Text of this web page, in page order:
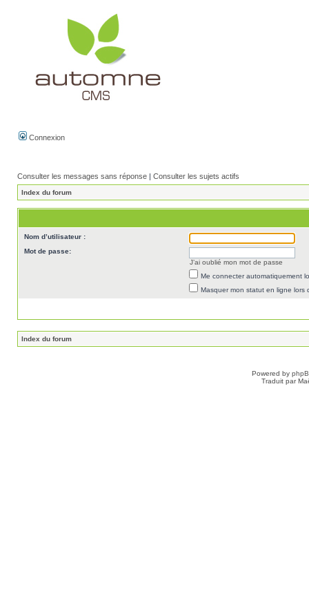
Connexion
Consulter les messages sans réponse | Consulter les sujets actifs
Index du forum
Nom d’utilisateur :
Mot de passe:
J’ai oublié mon mot de passe
Me connecter automatiquement
Masquer mon statut en ligne lors
Index du forum
Powered by
Traduit par